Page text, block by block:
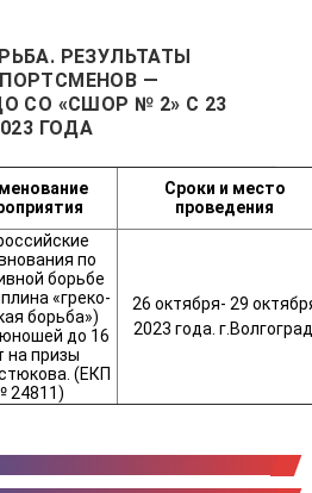
РЕЗУЛЬТАТЫ
—
СО «СШОР № 2» С 23
ГОДА
Сроки и место
проведения
по
борьбе
«греко-
борьба»)
до 16
на призы
(ЕКП
24811)
26 октября- 29
2023 года.